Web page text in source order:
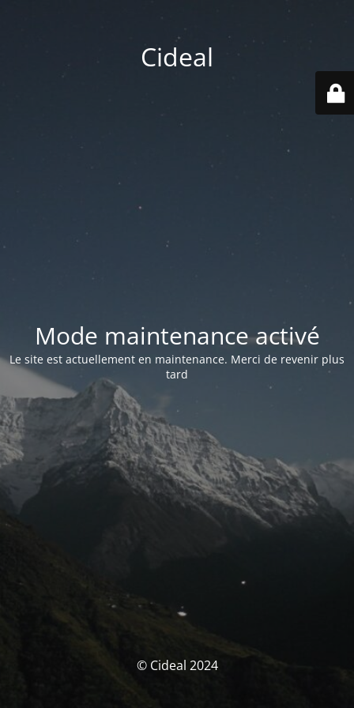
Cideal
Mode maintenance activé
Le site est actuellement en maintenance. Merci de revenir plus
tard
© Cideal 2024